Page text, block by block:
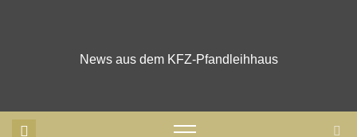
News aus dem KFZ-Pfandleihhaus